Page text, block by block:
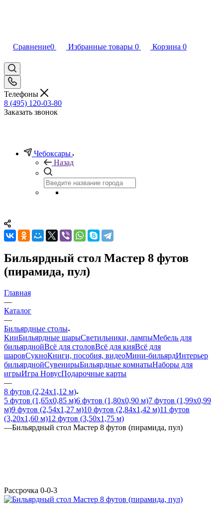
Сравнение0 Избранные товары 0 Корзина 0
Телефоны
8 (495) 120-03-80
Заказать звонок
Чебоксары
Назад
Бильярдный стол Мастер 8 футов
(пирамида, пул)
Главная
—
Каталог
—
Бильярдные столы
КииБильярдные шарыСветильники, лампыМебель для
бильярднойВсё для столовВсё для кияВсё для
шаровСукноКниги, пособия, видеоМини-бильярдИнтерьер
бильярднойСувенирыБильярдные комнатыНаборы для
игрыИгра НовусПодарочные карты
—
8 футов (2,24х1,12 м)
5 футов (1,65х0,85 м)6 футов (1,80х0,90 м)7 футов (1,99х0,99
м)9 футов (2,54х1,27 м)10 футов (2,84х1,42 м)11 футов
(3,20х1,60 м)12 футов (3,50х1,75 м)
—Бильярдный стол Мастер 8 футов (пирамида, пул)
Рассрочка 0-0-3